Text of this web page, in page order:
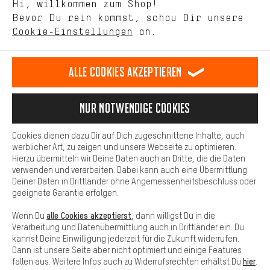
Deutsch
DE english
EN español
ES français
FR
VERTRAG WIDERRUFEN Aachener Community Affiliateprogramm
Datenschutz Allgemeine Geschäftsbedingungen
Hinweisgebersystem Hinweise zur Batterieentsorgung
Cookie-Einstellungen Kontrast ändern
Alle Preise verstehen sich in Euro und exkl. MwSt zuzüglich
Versandkostenfür Lieferung nachUSA.
Hi, willkommen zum Shop!
Bevor Du rein kommst, schau Dir unsere
Cookie-Einstellungen an.
selbst Einfluss auf die Verbesserung unserer Webseite und
unseres Shop-Angebots.
Dein Shopping-Erlebnis wird komfortabler. Mit Komfort-Cookies
stellen wir Verknüpfungen zu Social Media Plattformen her. So
können wir dir weitere nützliche Inhalte und Informationen zur
Verfügung stellen. Zudem hast du die Möglichkeit zusätzliche
Services zu nutzen, die es dir erleichtern die richtigen Produkte zu
finden. Beispielsweise bieten wir eine Chat-Funktion an, damit
Fragen schnell und unkompliziert beantwortet werden können.
Basis
Basis-Cookies gewährleisten, dass Du unsere Webseite
grundsätzlich nutzen kannst.
Alle Cookies akzeptieren
Nur Notwendige Cookies
Cookies dienen dazu Dir auf Dich zugeschnittene Inhalte, auch
werblicher Art, zu zeigen und unsere Webseite zu optimieren.
Hierzu übermitteln wir Deine Daten auch an Dritte, die die Daten
verwenden und verarbeiten. Dabei kann auch eine Übermittlung
Deiner Daten in Drittländer ohne Angemessenheitsbeschluss oder
geeignete Garantie erfolgen.
Wenn Du alle Cookies akzeptierst , dann willigst Du in die
Verarbeitung und Datenübermittlung auch in Drittländer ein. Du
kannst Deine Einwilligung jederzeit für die Zukunft widerrufen.
Dann ist unsere Seite aber nicht optimiert und einige Features
fallen aus. Weitere Infos auch zu Widerrufsrechten erhältst Du hier